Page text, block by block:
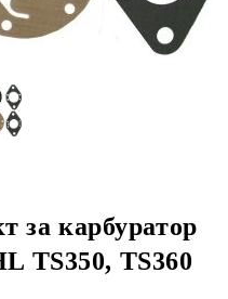
за карбуратор
TS350, TS360